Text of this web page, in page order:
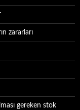
zararları
gereken stok